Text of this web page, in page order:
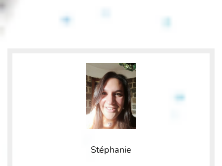
Stéphanie